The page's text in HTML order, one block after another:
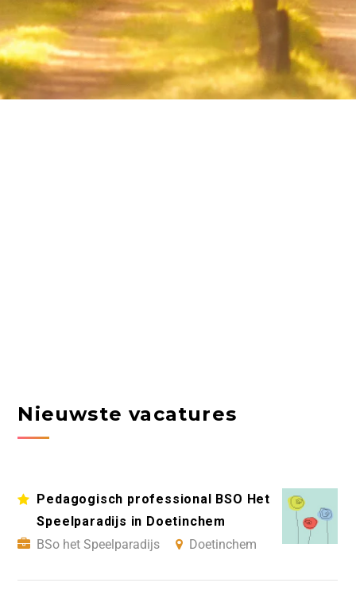
Nieuwste vacatures
Pedagogisch professional BSO Het
Speelparadijs in Doetinchem
BSo het Speelparadijs
Doetinchem